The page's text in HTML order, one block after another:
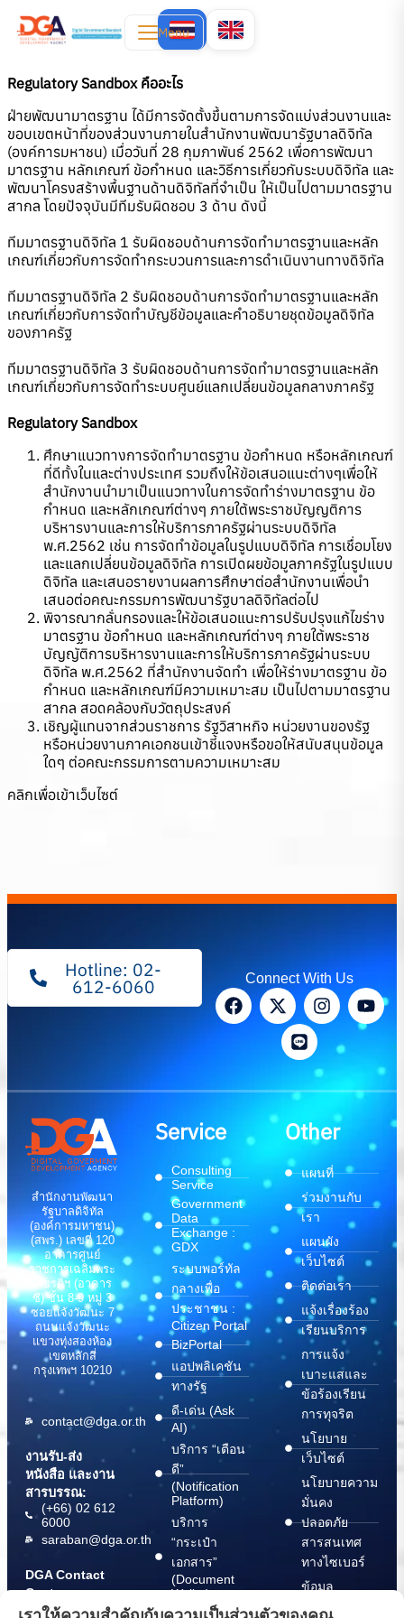
Menu
Regulatory Sandbox คืออะไร
ฝ่ายพัฒนามาตรฐาน ได้มีการจัดตั้งขึ้นตามการจัดแบ่งส่วนงานและ
ขอบเขตหน้าที่ของส่วนงานภายในสำนักงานพัฒนารัฐบาลดิจิทัล
(องค์การมหาชน) เมื่อวันที่ 28 กุมภาพันธ์ 2562 เพื่อการพัฒนา
มาตรฐาน หลักเกณฑ์ ข้อกำหนด และวิธีการเกี่ยวกับระบบดิจิทัล และ
พัฒนาโครงสร้างพื้นฐานด้านดิจิทัลที่จำเป็น ให้เป็นไปตามมาตรฐาน
สากล โดยปัจจุบันมีทีมรับผิดชอบ 3 ด้าน ดังนี้
ทีมมาตรฐานดิจิทัล 1 รับผิดชอบด้านการจัดทำมาตรฐานและหลัก
เกณฑ์เกี่ยวกับการจัดทำกระบวนการและการดำเนินงานทางดิจิทัล
ทีมมาตรฐานดิจิทัล 2 รับผิดชอบด้านการจัดทำมาตรฐานและหลัก
เกณฑ์เกี่ยวกับการจัดทำบัญชีข้อมูลและคำอธิบายชุดข้อมูลดิจิทัล
ของภาครัฐ
ทีมมาตรฐานดิจิทัล 3 รับผิดชอบด้านการจัดทำมาตรฐานและหลัก
เกณฑ์เกี่ยวกับการจัดทำระบบศูนย์แลกเปลี่ยนข้อมูลกลางภาครัฐ
Regulatory Sandbox
ศึกษาแนวทางการจัดทำมาตรฐาน ข้อกำหนด หรือหลักเกณฑ์
ที่ดีทั้งในและต่างประเทศ รวมถึงให้ข้อเสนอแนะต่างๆเพื่อให้
สำนักงานนำมาเป็นแนวทางในการจัดทำร่างมาตรฐาน ข้อ
กำหนด และหลักเกณฑ์ต่างๆ ภายใต้พระราชบัญญติการ
บริหารงานและการให้บริการภาครัฐผ่านระบบดิจิทัล
พ.ศ.2562 เช่น การจัดทำข้อมูลในรูปแบบดิจิทัล การเชื่อมโยง
และแลกเปลี่ยนข้อมูลดิจิทัล การเปิดผยข้อมูลภาครัฐในรูปแบบ
ดิจิทัล และเสนอรายงานผลการศึกษาต่อสำนักงานเพื่อนำ
เสนอต่อคณะกรรมการพัฒนารัฐบาลดิจิทัลต่อไป
พิจารณากลั่นกรองและให้ข้อเสนอแนะการปรับปรุงแก้ไขร่าง
มาตรฐาน ข้อกำหนด และหลักเกณฑ์ต่างๆ ภายใต้พระราช
บัญญัติการบริหารงานและการให้บริการภาครัฐผ่านระบบ
ดิจิทัล พ.ศ.2562 ที่สำนักงานจัดทำ เพื่อให้ร่างมาตรฐาน ข้อ
กำหนด และหลักเกณฑ์มีความเหมาะสม เป็นไปตามมาตรฐาน
สากล สอดคล้องกับวัตถุประสงค์
เชิญผู้แทนจากส่วนราชการ รัฐวิสาหกิจ หน่วยงานของรัฐ
หรือหน่วยงานภาคเอกชนเข้าชี้แจงหรือขอให้สนับสนุนข้อมูล
ใดๆ ต่อคณะกรรมการตามความเหมาะสม
คลิกเพื่อเข้าเว็บไซต์
Hotline: 02-
612-6060 Connect With Us
สำนักงานพัฒนา
รัฐบาลดิจิทัล
(องค์การมหาชน)
(สพร.) เลขที่ 120
อาคารศูนย์
ราชการเฉลิมพระ
เกียรติฯ (อาคาร
ซี) ชั้น 8-9 หมู่ 3
ซอยแจ้งวัฒนะ 7
ถนนแจ้งวัฒนะ
แขวงทุ่งสองห้อง
เขตหลักสี่
กรุงเทพฯ 10210
contact@dga.or.th
งานรับ-ส่ง
หนังสือ และงาน
สารบรรณ:
(+66) 02 612
6000
saraban@dga.or.th
DGA Contact
Center:
(+66) 02 612
Service
Consulting
Service
Government
Data
Exchange :
GDX
ระบบพอร์ทัล
กลางเพื่อ
ประชาชน :
Citizen Portal
BizPortal
แอปพลิเคชัน
ทางรัฐ
ดี-เด่น (Ask
AI)
บริการ “เตือน
ดี”
(Notification
Platform)
บริการ
“กระเป๋า
เอกสาร”
(Document
Wallet)
Other
แผนที่
ร่วมงานกับ
เรา
แผนผัง
เว็บไซต์
ติดต่อเรา
แจ้งเรื่องร้อง
เรียนบริการ
การแจ้ง
เบาะแสและ
ข้อร้องเรียน
การทุจริต
นโยบาย
เว็บไซต์
นโยบายความ
มั่นคง
ปลอดภัย
สารสนเทศ
ทางไซเบอร์
ข้อมูล